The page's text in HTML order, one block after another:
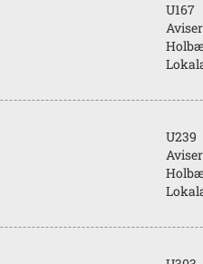
U167
U239